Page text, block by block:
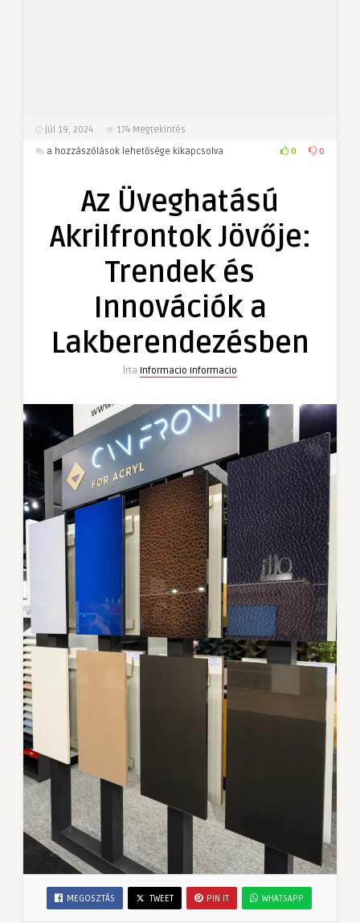
júl 19, 2024 174 Megtekintés
Az
és
a hozzászólások lehetősége kikapcsolva 0 0
Az Üveghatású
Akrilfrontok Jövője:
Trendek és
Innovációk a
Lakberendezésben
Írta Informacio Informacio
MEGOSZTÁS TWEET PIN IT WHATSAPP